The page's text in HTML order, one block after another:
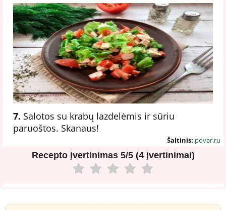
7. Salotos su krabų lazdelėmis ir sūriu
paruoštos. Skanaus!
Šaltinis: povar.ru
Recepto įvertinimas 5/5 (4 įvertinimai)